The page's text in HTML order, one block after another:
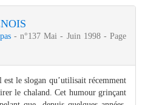
- n°137 Mai - Juin 1998 - Page
le slogan qu’utilisait récemment
le chaland. Cet humour grinçant